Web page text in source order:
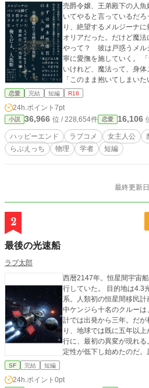
売爵令嬢、王弟殿下の人魚姫になる
いてやると言っているだろう」 人魚になったまま戻
り、絶望するメルジーナ
オリアだった。だけど魔
やって？ 彼は戸惑うメル
寧に愛撫を施していく。
いけれど、魔法って、身
「このまま抱いてしまい
ナ、俺のことが好きだろう？」 あっさり陥落しちゃ
す。
恋愛 完結 短編 R18
24h.ポイント 7pt
小説 36,966 位 / 228,654件 恋愛 16,106
ハッピーエンド ラブコメ 女主人公
らぶえっち
物理 学者 短編
最終更新
2
最後の光速船
ラプ太郎
西暦2147年。恒星間宇宙
行していた。 目的地は4.3
系。人類初の恒星間移民
中ケンジら十名のクルー
計では出発から三年。だ
り、地球では既に五年以
行に、最初の異変が現れ
定性が低下し始めたのだ
1.4倍に増幅された宇宙線
SF 完結 短編
24h.ポイント 0pt